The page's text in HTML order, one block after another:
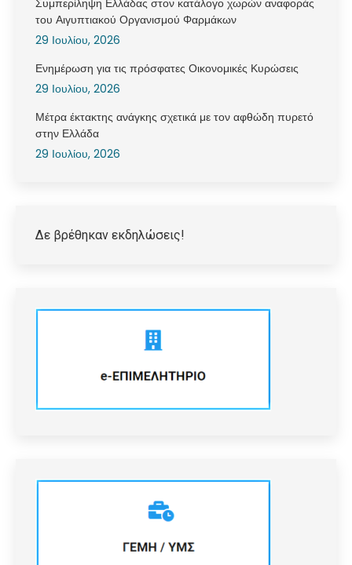
Συμπερίληψη Ελλάδας στον κατάλογο χωρών αναφοράς
του Αιγυπτιακού Οργανισμού Φαρμάκων
29 Ιουλίου, 2026
Ενημέρωση για τις πρόσφατες Οικονομικές Κυρώσεις
29 Ιουλίου, 2026
Μέτρα έκτακτης ανάγκης σχετικά με τον αφθώδη πυρετό
στην Ελλάδα
29 Ιουλίου, 2026
Δε βρέθηκαν εκδηλώσεις!